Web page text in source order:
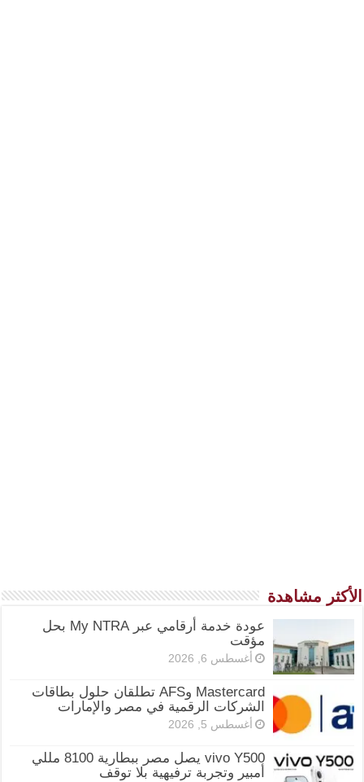
الأكثر مشاهدة
عودة خدمة أرقامي عبر My NTRA بحل
مؤقت
أغسطس 6, 2026
Mastercard وAFS تطلقان حلول بطاقات
الشركات الرقمية في مصر والإمارات
أغسطس 5, 2026
vivo Y500 يصل مصر ببطارية 8100 مللي
أمبير وتجربة ترفيهية بلا توقف